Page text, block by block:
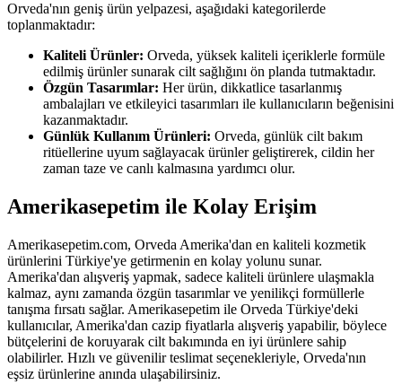
Orveda'nın geniş ürün yelpazesi, aşağıdaki kategorilerde
toplanmaktadır:
Kaliteli Ürünler: Orveda, yüksek kaliteli içeriklerle formüle
edilmiş ürünler sunarak cilt sağlığını ön planda tutmaktadır.
Özgün Tasarımlar: Her ürün, dikkatlice tasarlanmış
ambalajları ve etkileyici tasarımları ile kullanıcıların beğenisini
kazanmaktadır.
Günlük Kullanım Ürünleri: Orveda, günlük cilt bakım
ritüellerine uyum sağlayacak ürünler geliştirerek, cildin her
zaman taze ve canlı kalmasına yardımcı olur.
Amerikasepetim ile Kolay Erişim
Amerikasepetim.com, Orveda Amerika'dan en kaliteli kozmetik
ürünlerini Türkiye'ye getirmenin en kolay yolunu sunar.
Amerika'dan alışveriş yapmak, sadece kaliteli ürünlere ulaşmakla
kalmaz, aynı zamanda özgün tasarımlar ve yenilikçi formüllerle
tanışma fırsatı sağlar. Amerikasepetim ile Orveda Türkiye'deki
kullanıcılar, Amerika'dan cazip fiyatlarla alışveriş yapabilir, böylece
bütçelerini de koruyarak cilt bakımında en iyi ürünlere sahip
olabilirler. Hızlı ve güvenilir teslimat seçenekleriyle, Orveda'nın
eşsiz ürünlerine anında ulaşabilirsiniz.